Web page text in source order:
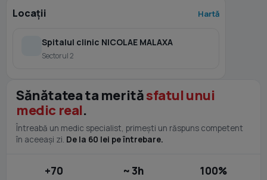
Locații Hartă
Spitalul clinic NICOLAE MALAXA
Sectorul 2
Sănătatea ta merităsfatul unui
medic real.
Întreabă un medic specialist, primești un răspuns competent
în aceeași zi. De la 60 lei pe întrebare.
+70 ~ 3h 100%